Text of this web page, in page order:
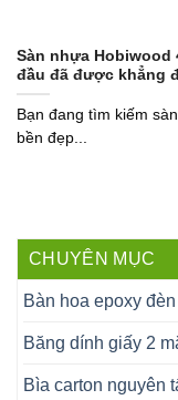
Sàn nhựa Hobiwood
đầu đã được khẳng
Bạn đang tìm kiếm
bền đẹp...
CHUYÊN MỤC
Bàn hoa epoxy
Băng dính giấy 2
Bìa carton nguyên